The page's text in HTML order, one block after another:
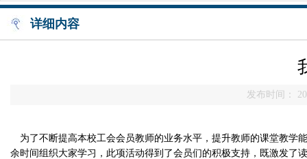
详细内容
发布时间：
为了不断提高本校工会会员教师的业务水平，提升教师的课堂教学
余时间组织大家学习，此项活动得到了会员们的积极支持，既激发了